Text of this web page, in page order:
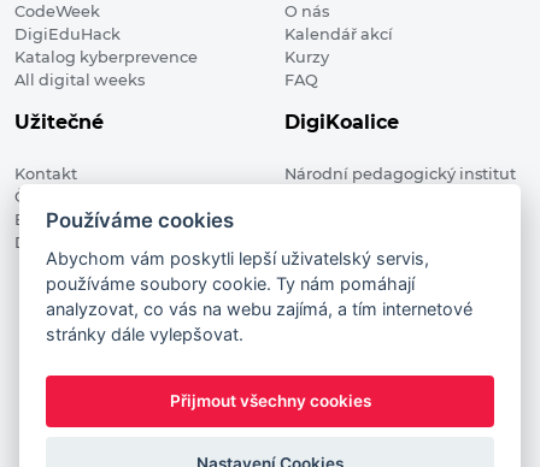
CodeWeek
DigiEduHack
Katalog kyberprevence
All digital weeks
O nás
Kalendář akcí
Kurzy
FAQ
Užitečné
Kontakt
Členské organizace
Blog
Digitalizace ve vzdělávání
DigiKoalice
Národní pedagogický institut
DigiKoalice 2021. All rights reserved
Vstup do administrace
This project has received funding from the European
Commission Innovation and Networks Executive Agency (now
Commission and the European Commission is not responsible
Používáme cookies
Abychom vám poskytli lepší uživatelský servis,
používáme soubory cookie. Ty nám pomáhají
analyzovat, co vás na webu zajímá, a tím internetové
stránky dále vylepšovat.
Přijmout všechny cookies